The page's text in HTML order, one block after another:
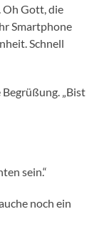
Oh Gott, die
Smartphone
Schnell
Begrüßung. „Bist
sein.“
noch ein